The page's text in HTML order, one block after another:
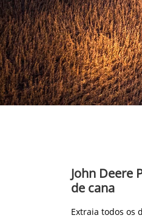
John Deere
de cana
Extraia todos os